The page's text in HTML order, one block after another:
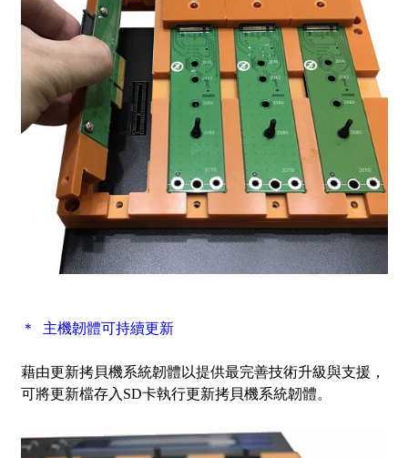
＊ 主機韌體可持續更新
藉由更新拷貝機系統韌體以提供最完善技術升級與支援，
可將更新檔存入SD卡執行更新拷貝機系統韌體。